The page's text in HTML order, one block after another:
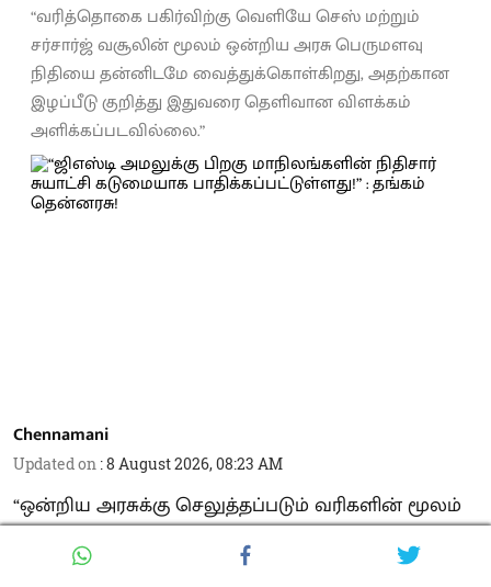
“வரித்தொகை பகிர்விற்கு வெளியே செஸ் மற்றும்
சர்சார்ஜ் வசூலின் மூலம் ஒன்றிய அரசு பெருமளவு
நிதியை தன்னிடமே வைத்துக்கொள்கிறது, அதற்கான
இழப்பீடு குறித்து இதுவரை தெளிவான விளக்கம்
அளிக்கப்படவில்லை.”
Chennamani
Updated on :8 August 2026, 08:23 AM
“ஒன்றிய அரசுக்கு செலுத்தப்படும் வரிகளின் மூலம்
மாநிலங்களுக்கு ஒன்றிய அரசால் பகிர்ந்து
அளிக்கப்படக்கூடிய வரித் தொகுப்பில் இருந்து